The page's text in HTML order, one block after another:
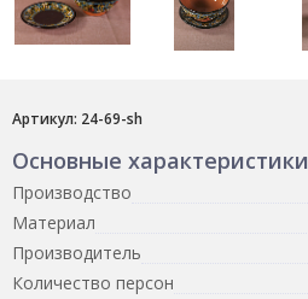
Артикул: 24-69-sh
Основные характеристики
Производство
Материал
Производитель
Количество персон